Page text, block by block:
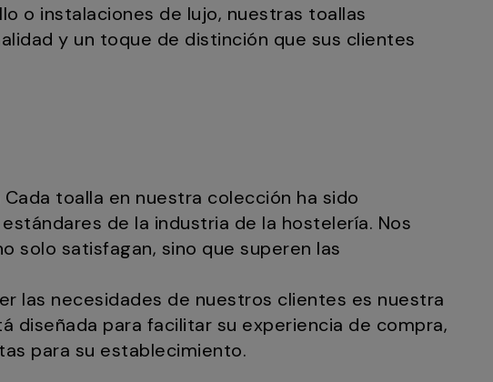
o instalaciones de lujo, nuestras toallas
y un toque de distinción que sus clientes
Cada toalla en nuestra colección ha sido
de la industria de la hostelería. Nos
solo satisfagan, sino que superen las
las necesidades de nuestros clientes es nuestra
diseñada para facilitar su experiencia de compra,
para su establecimiento.